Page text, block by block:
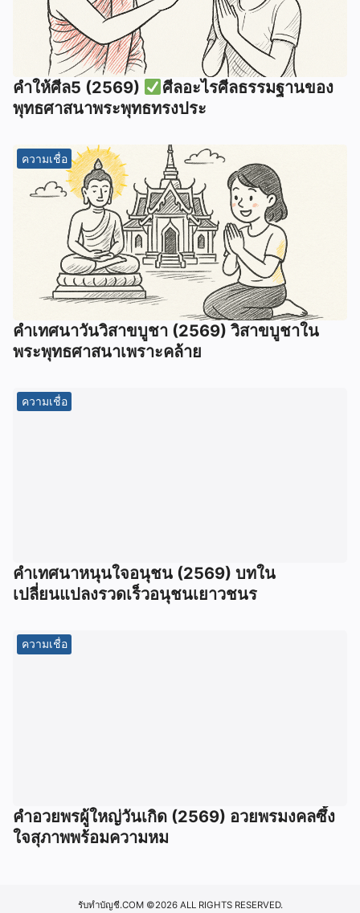
คำให้ศีล5 (2569)
ศีลอะไรศีลธรรมฐานของ
พุทธศาสนาพระพุทธทรงประ
ความเชื่อ
คำเทศนาวันวิสาขบูชา (2569) วิสาขบูชาใน
พระพุทธศาสนาเพราะคล้าย
ความเชื่อ
คำเทศนาหนุนใจอนุชน (2569) บทใน
เปลี่ยนแปลงรวดเร็วอนุชนเยาวชนร
ความเชื่อ
คำอวยพรผู้ใหญ่วันเกิด (2569) อวยพรมงคลซึ้ง
ใจสุภาพพร้อมความหม
รับทำบัญชี.COM©2026 ALL RIGHTS RESERVED.